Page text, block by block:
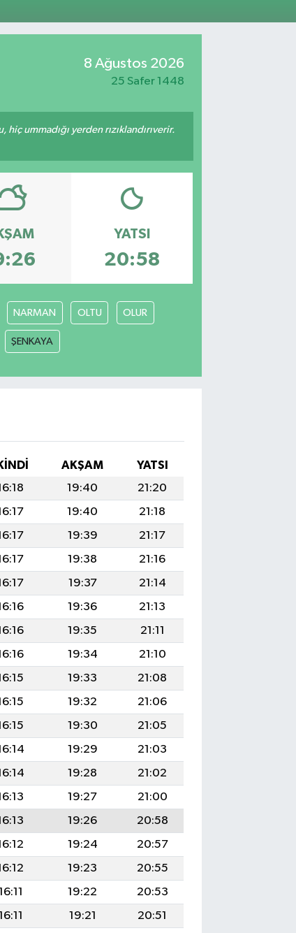
%0.03
8 Ağustos 2026
25 Safer 1448
ummadığı yerden rızıklandırıverir.
YATSI
20:58
NARMAN OLTU OLUR
ŞENKAYA
AKŞAM
YATSI
19:40
21:20
19:40
21:18
19:39
21:17
19:38
21:16
19:37
21:14
19:36
21:13
19:35
21:11
19:34
21:10
19:33
21:08
19:32
21:06
19:30
21:05
19:29
21:03
19:28
21:02
19:27
21:00
19:26
20:58
19:24
20:57
19:23
20:55
19:22
20:53
19:21
20:51